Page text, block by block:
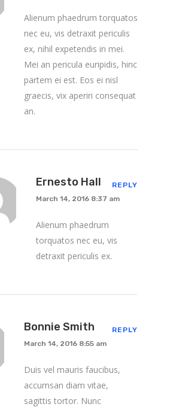
Alienum phaedrum torquatos
nec eu, vis detraxit periculis
ex, nihil expetendis in mei.
Mei an pericula euripidis, hinc
partem ei est. Eos ei nisl
graecis, vix aperiri consequat
an.
Ernesto Hall
REPLY
March 14, 2016 8:37 am
Alienum phaedrum
torquatos nec eu, vis
detraxit periculis ex.
Bonnie Smith
REPLY
March 14, 2016 8:55 am
Duis vel mauris faucibus,
accumsan diam vitae,
sagittis tortor. Nunc